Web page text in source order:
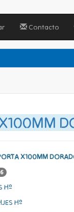
Contacto
X100MM
Hº
Hº